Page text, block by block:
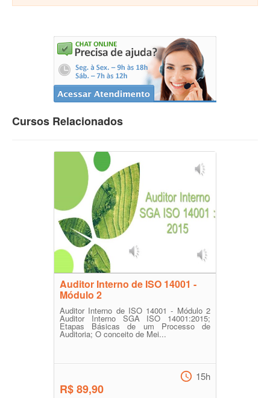
Cursos Relacionados
Auditor Interno de ISO 14001 -
Módulo 2
Auditor Interno de ISO 14001 - Módulo 2
Auditor Interno SGA ISO 14001:2015;
Etapas Básicas de um Processo de
Auditoria; O conceito de Mei...
R$ 89,90
15h